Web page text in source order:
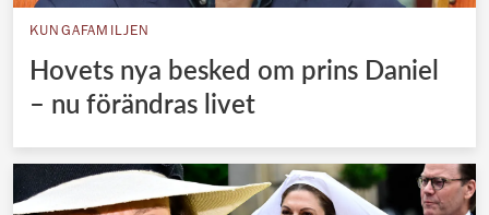
KUNGAFAMILJEN
Hovets nya besked om prins Daniel
– nu förändras livet